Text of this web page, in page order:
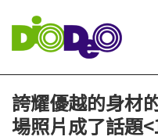
誇耀優越的身材
場照片成了話題